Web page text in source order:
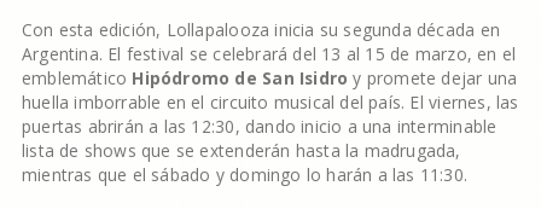
Con esta edición, Lollapalooza inicia su segunda década en
Argentina. El festival se celebrará del 13 al 15 de marzo, en el
emblemático Hipódromo de San Isidro y promete dejar una
huella imborrable en el circuito musical del país. El viernes, las
puertas abrirán a las 12:30, dando inicio a una interminable
lista de shows que se extenderán hasta la madrugada,
mientras que el sábado y domingo lo harán a las 11:30.